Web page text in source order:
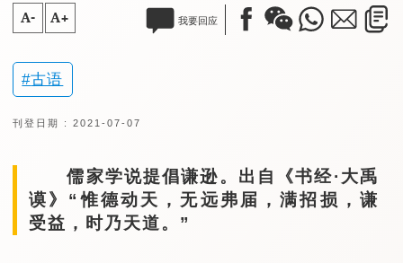
A- A+ 我要回应
古语
刊登日期 : 2021-07-07
儒家学说提倡谦逊。出自《书经·大禹
谟》“惟德动天，无远弗届，满招损，谦
受益，时乃天道。”